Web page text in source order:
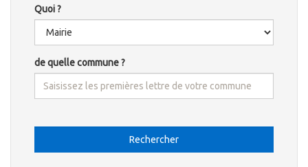
Quoi ?
de quelle commune ?
Rechercher